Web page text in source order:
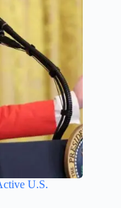
U.S.